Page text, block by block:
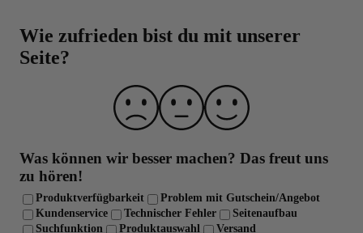
Wie zufrieden bist du mit unserer
Seite?
Was können wir besser machen? Das freut uns
zu hören!
Produktverfügbarkeit
Problem mit Gutschein/Angebot
Kundenservice
Technischer Fehler
Seitenaufbau
Suchfunktion
Produktauswahl
Versand